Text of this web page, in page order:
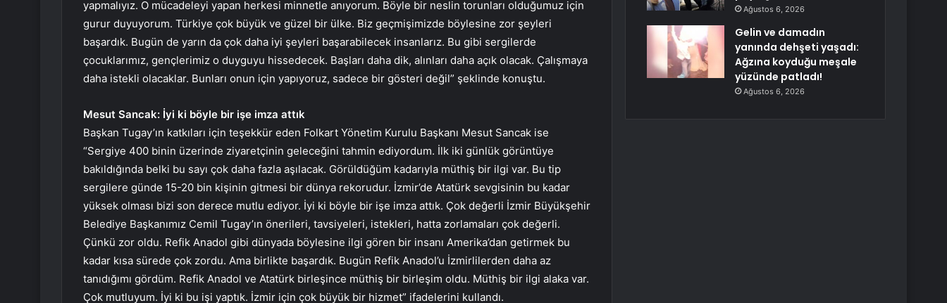
yapmalıyız. O mücadeleyi yapan herkesi minnetle anıyorum. Böyle bir neslin torunları olduğumuz için
gurur duyuyorum. Türkiye çok büyük ve güzel bir ülke. Biz geçmişimizde böylesine zor şeyleri
başardık. Bugün de yarın da çok daha iyi şeyleri başarabilecek insanlarız. Bu gibi sergilerde
çocuklarımız, gençlerimiz o duyguyu hissedecek. Başları daha dik, alınları daha açık olacak. Çalışmaya
daha istekli olacaklar. Bunları onun için yapıyoruz, sadece bir gösteri değil” şeklinde konuştu.
Mesut Sancak: İyi ki böyle bir işe imza attık
Başkan Tugay’ın katkıları için teşekkür eden Folkart Yönetim Kurulu Başkanı Mesut Sancak ise
“Sergiye 400 binin üzerinde ziyaretçinin geleceğini tahmin ediyordum. İlk iki günlük görüntüye
bakıldığında belki bu sayı çok daha fazla aşılacak. Görüldüğüm kadarıyla müthiş bir ilgi var. Bu tip
sergilere günde 15-20 bin kişinin gitmesi bir dünya rekorudur. İzmir’de Atatürk sevgisinin bu kadar
yüksek olması bizi son derece mutlu ediyor. İyi ki böyle bir işe imza attık. Çok değerli İzmir Büyükşehir
Belediye Başkanımız Cemil Tugay’ın önerileri, tavsiyeleri, istekleri, hatta zorlamaları çok değerli.
Çünkü zor oldu. Refik Anadol gibi dünyada böylesine ilgi gören bir insanı Amerika’dan getirmek bu
kadar kısa sürede çok zordu. Ama birlikte başardık. Bugün Refik Anadol’u İzmirlilerden daha az
tanıdığımı gördüm. Refik Anadol ve Atatürk birleşince müthiş bir birleşim oldu. Müthiş bir ilgi alaka var.
Çok mutluyum. İyi ki bu işi yaptık. İzmir için çok büyük bir hizmet” ifadelerini kullandı.
Ağustos 6, 2026
Gelin ve damadın
yanında dehşeti yaşadı:
Ağzına koyduğu meşale
yüzünde patladı!
Ağustos 6, 2026